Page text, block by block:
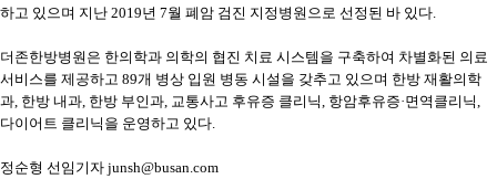
하고 있으며 지난 2019년 7월 폐암 검진 지정병원으로 선정된 바 있다.
더존한방병원은 한의학과 의학의 협진 치료 시스템을 구축하여 차별화된 의료
서비스를 제공하고 89개 병상 입원 병동 시설을 갖추고 있으며 한방 재활의학
과, 한방 내과, 한방 부인과, 교통사고 후유증 클리닉, 항암후유증·면역클리닉,
다이어트 클리닉을 운영하고 있다.
정순형 선임기자 junsh@busan.com